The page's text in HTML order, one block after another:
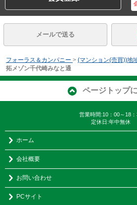
メールで送る
フォーラス＆カンパニー > (マンション(売買))地
拓メゾン千代崎みなと通
ページトップ
営業時間:10：00～18
定休日:年中無休
ホーム
会社概要
お問い合わせ
PCサイト